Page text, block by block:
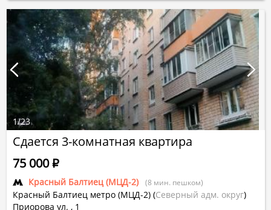
Сдается 3-комнатная квартира
Красный Балтиец (МЦД-2) (8 мин. пешком)
Красный Балтиец метро (МЦД-2) (Северный адм. округ)
Приорова ул. , 1
75 000Р
1/23